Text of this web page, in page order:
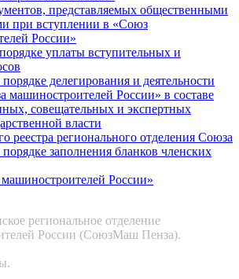
представляемых общественными
при вступлении в «Союз
России»
уплаты вступительных и
делегирования и деятельности
машиностроителей России» в составе
совещательных и экспертных
власти
реестра регионального отделения Союза
заполнения бланков членских
России»
региональное отделение
России (СоюзМаш Пенза).